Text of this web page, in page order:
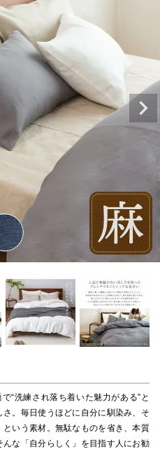
“洗練され落ち着いた魅力がある”と
。毎日使うほどに自分に馴染み、そ
いう素材。無駄なものを省き、本質
な「自分らしく」を目指す人にお勧